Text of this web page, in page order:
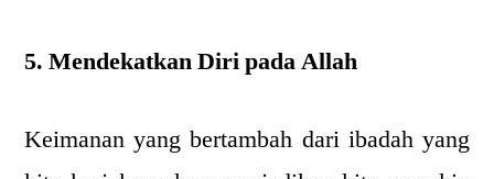
5. Mendekatkan Diri pada Allah
Keimanan yang bertambah dari ibadah yang